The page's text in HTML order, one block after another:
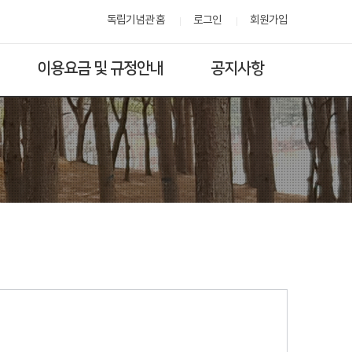
독립기념관 홈 로그인 회원가입
이용요금 및 규정안내 공지사항